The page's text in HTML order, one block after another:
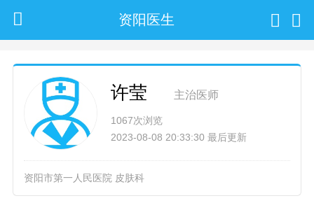
资阳医生
许莹 主治医师
1067次浏览
2023-08-08 20:33:30 最后更新
资阳市第一人民医院 皮肤科